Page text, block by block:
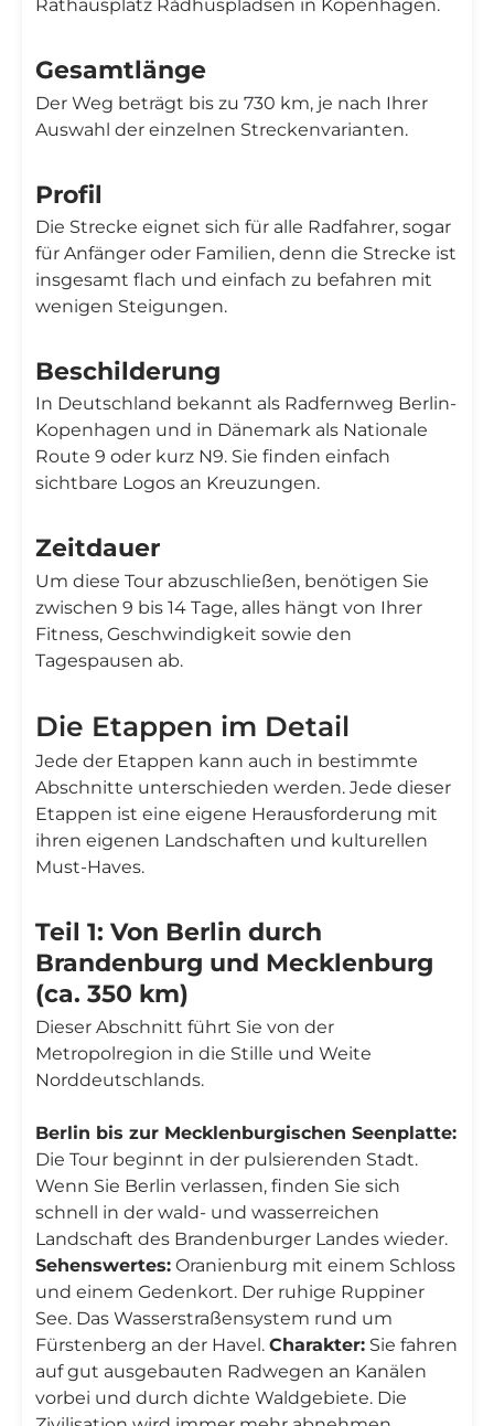
Rathausplatz Rådhuspladsen in Kopenhagen.
Gesamtlänge
Der Weg beträgt bis zu 730 km, je nach Ihrer
Auswahl der einzelnen Streckenvarianten.
Profil
Die Strecke eignet sich für alle Radfahrer, sogar
für Anfänger oder Familien, denn die Strecke ist
insgesamt flach und einfach zu befahren mit
wenigen Steigungen.
Beschilderung
In Deutschland bekannt als Radfernweg Berlin-
Kopenhagen und in Dänemark als Nationale
Route 9 oder kurz N9. Sie finden einfach
sichtbare Logos an Kreuzungen.
Zeitdauer
Um diese Tour abzuschließen, benötigen Sie
zwischen 9 bis 14 Tage, alles hängt von Ihrer
Fitness, Geschwindigkeit sowie den
Tagespausen ab.
Die Etappen im Detail
Jede der Etappen kann auch in bestimmte
Abschnitte unterschieden werden. Jede dieser
Etappen ist eine eigene Herausforderung mit
ihren eigenen Landschaften und kulturellen
Must-Haves.
Teil 1: Von Berlin durch
Brandenburg und Mecklenburg
(ca. 350 km)
Dieser Abschnitt führt Sie von der
Metropolregion in die Stille und Weite
Norddeutschlands.
Berlin bis zur Mecklenburgischen Seenplatte:
Die Tour beginnt in der pulsierenden Stadt.
Wenn Sie Berlin verlassen, finden Sie sich
schnell in der wald- und wasserreichen
Landschaft des Brandenburger Landes wieder.
Sehenswertes: Oranienburg mit einem Schloss
und einem Gedenkort. Der ruhige Ruppiner
See. Das Wasserstraßensystem rund um
Fürstenberg an der Havel. Charakter: Sie fahren
auf gut ausgebauten Radwegen an Kanälen
vorbei und durch dichte Waldgebiete. Die